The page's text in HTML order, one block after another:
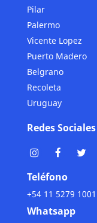
Pilar
Palermo
Vicente Lopez
Puerto Madero
Belgrano
Recoleta
Uruguay
Redes Sociales
Teléfono
+54 11 5279 1001
Whatsapp